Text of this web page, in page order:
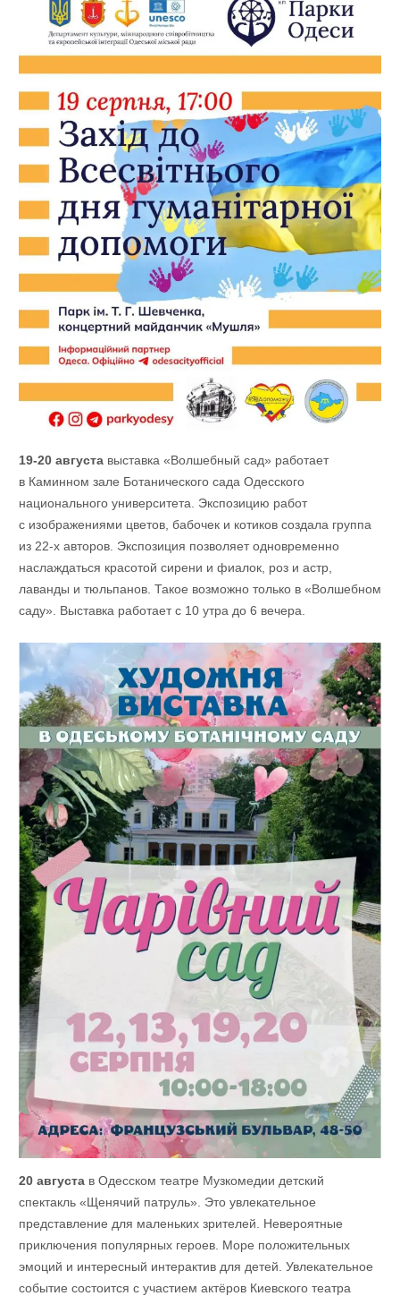
19-20 августа выставка «Волшебный сад» работает
в Каминном зале Ботанического сада Одесского
национального университета. Экспозицию работ
с изображениями цветов, бабочек и котиков создала группа
из 22-х авторов. Экспозиция позволяет одновременно
наслаждаться красотой сирени и фиалок, роз и астр,
лаванды и тюльпанов. Такое возможно только в «Волшебном
саду». Выставка работает с 10 утра до 6 вечера.
20 августав Одесском театре Музкомедии детский
спектакль «Щенячий патруль». Это увлекательное
представление для маленьких зрителей. Невероятные
приключения популярных героев. Море положительных
эмоций и интересный интерактив для детей. Увлекательное
событие состоится с участием актёров Киевского театра